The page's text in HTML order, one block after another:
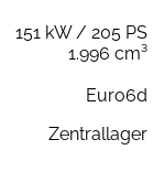
151 kW / 205 PS
1.996 cm³
Euro6d
Zentrallager